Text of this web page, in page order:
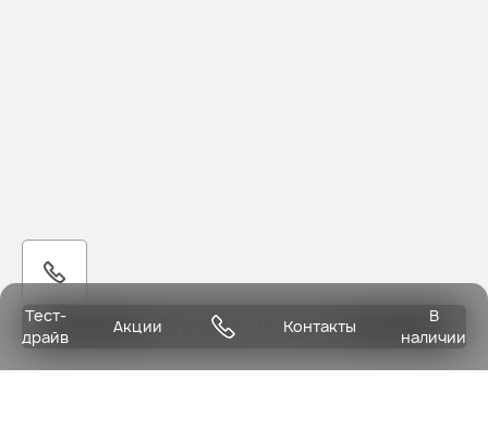
Получить предложение
Тест-
драйв
Акции Контакты
В
наличии